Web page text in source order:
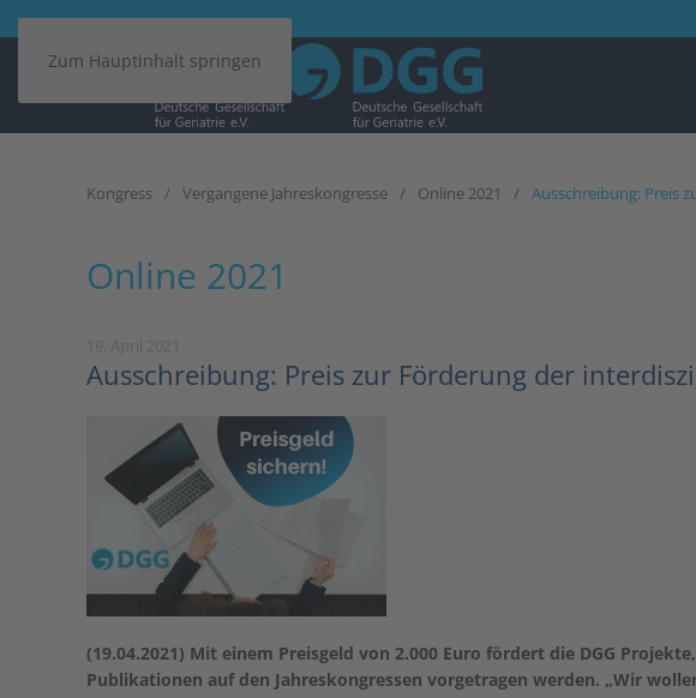
Zum Hauptinhalt springen
Kongress Vergangene Jahreskongresse Online 2021 Ausschreibung: Preis
Online 2021
Ausschreibung: Preis zur Förderung der
(19.04.2021) Mit einem Preisgeld von 2.000 Euro fördert die DGG
Publikationen auf den Jahreskongressen vorgetragen werden. „Wir